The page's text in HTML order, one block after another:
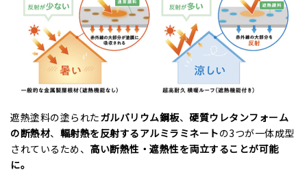
遮熱塗料の塗られたガルバリウム鋼板、 硬質ウレタンフォーム
の断熱材、 輻射熱を反射するアルミラミネートの3つが一体成型
されているため、 高い断熱性・遮熱性を両立することが可能
に。